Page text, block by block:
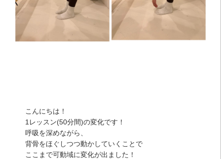
こんにちは！
1レッスン(50分間)の変化です！
呼吸を深めながら、
背骨をほぐしつつ動かしていくことで
ここまで可動域に変化が出ました！